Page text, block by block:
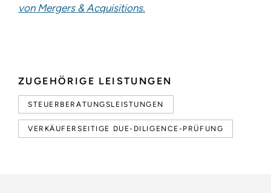
ZUGEHÖRIGE LEISTUNGEN
STEUERBERATUNGSLEISTUNGEN
VERKÄUFERSEITIGE DUE-DILIGENCE-PRÜFUNG
von Mergers & Acquisitions.